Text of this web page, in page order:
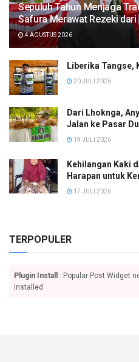
Sepuluh Tahun Menjaga
Safura Merawat Rezeki dari
4 AGUSTUS 2026
Liberika Tangse,
20 JULI 2026
Dari Lhoknga,
Jalan ke Pasar
19 JULI 2026
Kehilangan Kaki
Harapan untuk
17 JULI 2026
TERPOPULER
Plugin Install
: Popular Post Widget
installed